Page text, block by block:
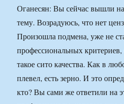
Оганесян: Вы сейчас вышли
тему. Возрадуюсь, что нет
Произошла подмена, уже не
профессиональных
такое сито качества. Как в
плевел, есть зерно. И это
кто? Вы сами же ответили на